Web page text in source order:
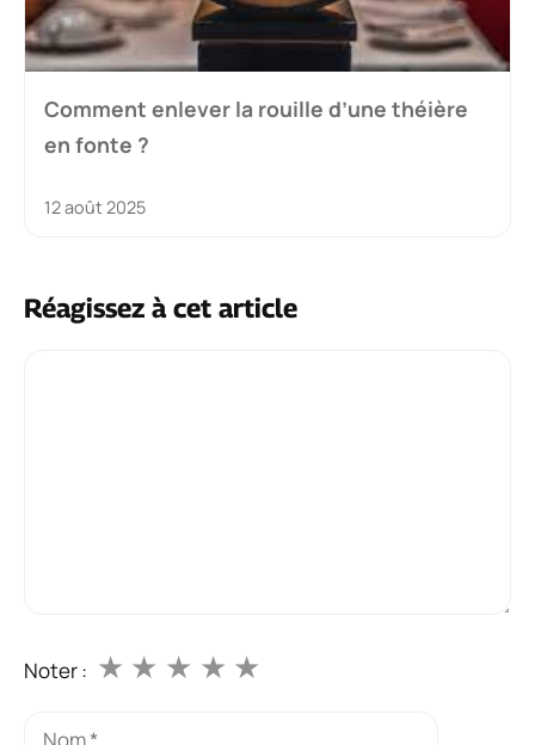
Comment enlever la rouille d’une théière
en fonte ?
12 août 2025
Réagissez à cet article
Noter : ★
★
★
★
★
Nom